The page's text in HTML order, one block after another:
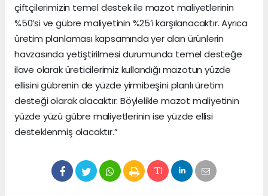
çiftçilerimizin temel destek ile mazot maliyetlerinin
%50’si ve gübre maliyetinin %25’i karşılanacaktır. Ayrıca
üretim planlaması kapsamında yer alan ürünlerin
havzasında yetiştirilmesi durumunda temel desteğe
ilave olarak üreticilerimiz kullandığı mazotun yüzde
ellisini gübrenin de yüzde yirmibeşini planlı üretim
desteği olarak alacaktır. Böylelikle mazot maliyetinin
yüzde yüzü gübre maliyetlerinin ise yüzde ellisi
desteklenmiş olacaktır.”